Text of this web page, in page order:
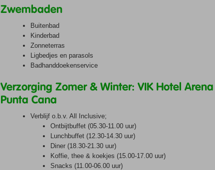
Zwembaden
Buitenbad
Kinderbad
Zonneterras
Ligbedjes en parasols
Badhanddoekenservice
Verzorging Zomer & Winter: VIK Hotel
Punta Cana
Verblijf o.b.v. All Inclusive;
Ontbijtbuffet (05.30-11.00 uur)
Lunchbuffet (12.30-14.30 uur)
Diner (18.30-21.30 uur)
Koffie, thee & koekjes (15.00-17.00 uur)
Snacks (11.00-06.00 uur)